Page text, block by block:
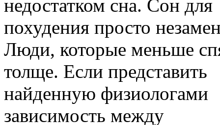
недостатком сна. Сон для
похудения просто
Люди, которые меньше
толще. Если представить
найденную физиологами
зависимость между